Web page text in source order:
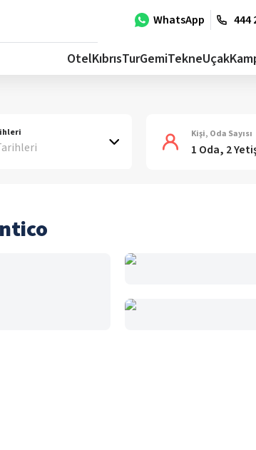
WhatsApp 444
OtelKıbrısTurGemiTekneUçak
Kişi, Oda Sayısı
1 Oda, 2